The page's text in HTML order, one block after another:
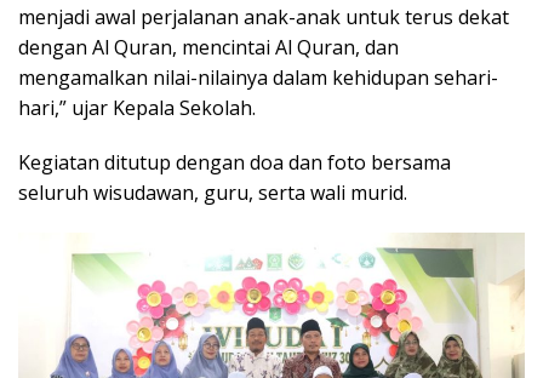
menjadi awal perjalanan anak-anak untuk terus dekat
dengan Al Quran, mencintai Al Quran, dan
mengamalkan nilai-nilainya dalam kehidupan sehari-
hari,” ujar Kepala Sekolah.
Kegiatan ditutup dengan doa dan foto bersama
seluruh wisudawan, guru, serta wali murid.